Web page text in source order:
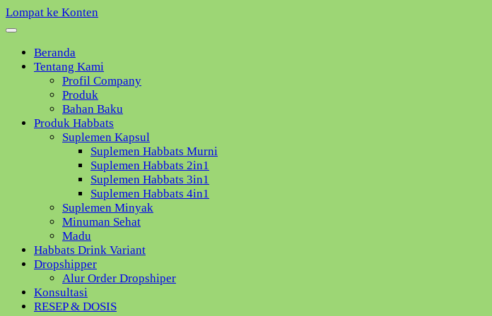
Lompat ke Konten
Beranda
Tentang Kami
Profil Company
Produk
Bahan Baku
Produk Habbats
Suplemen Kapsul
Suplemen Habbats Murni
Suplemen Habbats 2in1
Suplemen Habbats 3in1
Suplemen Habbats 4in1
Suplemen Minyak
Minuman Sehat
Madu
Habbats Drink Variant
Dropshipper
Alur Order Dropshiper
Konsultasi
RESEP & DOSIS